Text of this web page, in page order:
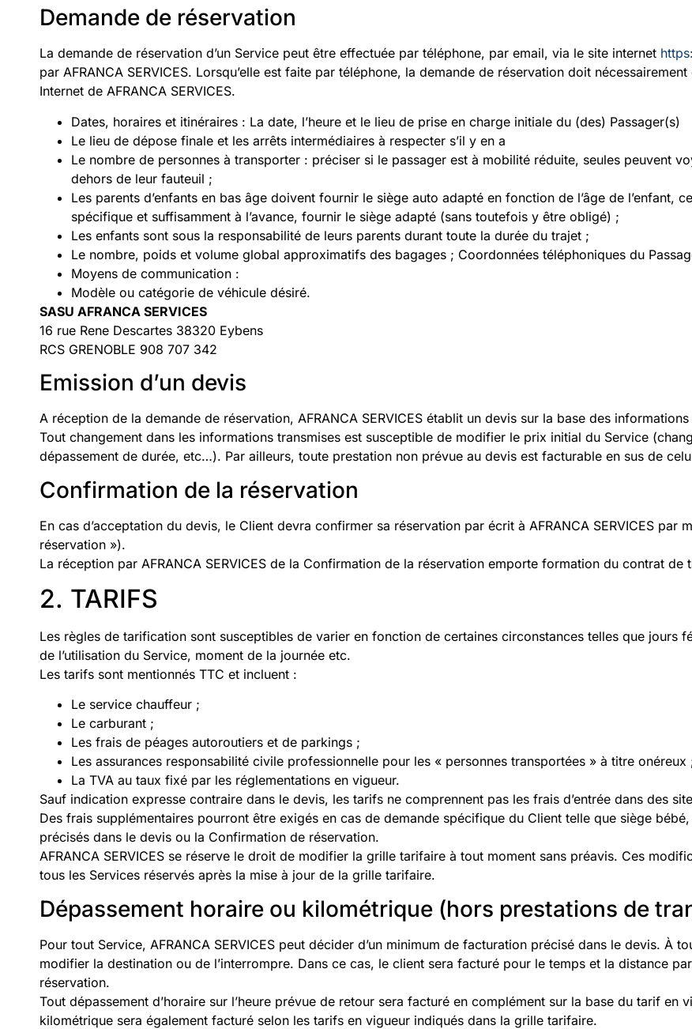
Demande de réservation
La demande de réservation d’un Service peut être effectuée par téléphone, par email, via le site internet
par AFRANCA SERVICES. Lorsqu’elle est faite par téléphone, la demande de réservation doit
Internet de AFRANCA SERVICES.
Dates, horaires et itinéraires : La date, l’heure et le lieu de prise en charge initiale du (des) Passager(s)
Le lieu de dépose finale et les arrêts intermédiaires à respecter s’il y en a
Le nombre de personnes à transporter : préciser si le passager est à mobilité réduite, seules peuvent
dehors de leur fauteuil ;
Les parents d’enfants en bas âge doivent fournir le siège auto adapté en fonction de l’âge de l’enfant,
spécifique et suffisamment à l’avance, fournir le siège adapté (sans toutefois y être obligé) ;
Les enfants sont sous la responsabilité de leurs parents durant toute la durée du trajet ;
Le nombre, poids et volume global approximatifs des bagages ; Coordonnées téléphoniques du
Moyens de communication :
Modèle ou catégorie de véhicule désiré.
SASU AFRANCA SERVICES
16 rue Rene Descartes 38320 Eybens
RCS GRENOBLE 908 707 342
Emission d’un devis
A réception de la demande de réservation, AFRANCA SERVICES établit un devis sur la base des
Tout changement dans les informations transmises est susceptible de modifier le prix initial du Service
dépassement de durée, etc…). Par ailleurs, toute prestation non prévue au devis est facturable en sus de
Confirmation de la réservation
En cas d’acceptation du devis, le Client devra confirmer sa réservation par écrit à AFRANCA SERVICES
réservation »).
La réception par AFRANCA SERVICES de la Confirmation de la réservation emporte formation du contrat de
2. TARIFS
Les règles de tarification sont susceptibles de varier en fonction de certaines circonstances telles que
de l’utilisation du Service, moment de la journée etc.
Les tarifs sont mentionnés TTC et incluent :
Le service chauffeur ;
Le carburant ;
Les frais de péages autoroutiers et de parkings ;
Les assurances responsabilité civile professionnelle pour les « personnes transportées » à titre onéreux
La TVA au taux fixé par les réglementations en vigueur.
Sauf indication expresse contraire dans le devis, les tarifs ne comprennent pas les frais d’entrée dans des
Des frais supplémentaires pourront être exigés en cas de demande spécifique du Client telle que siège
précisés dans le devis ou la Confirmation de réservation.
AFRANCA SERVICES se réserve le droit de modifier la grille tarifaire à tout moment sans préavis. Ces
tous les Services réservés après la mise à jour de la grille tarifaire.
Dépassement horaire ou kilométrique (hors prestations de
Pour tout Service, AFRANCA SERVICES peut décider d’un minimum de facturation précisé dans le devis. À
modifier la destination ou de l’interrompre. Dans ce cas, le client sera facturé pour le temps et la distance
réservation.
Tout dépassement d’horaire sur l’heure prévue de retour sera facturé en complément sur la base du tarif
kilométrique sera également facturé selon les tarifs en vigueur indiqués dans la grille tarifaire.